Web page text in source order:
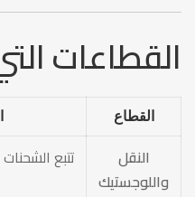
القطاعات
القطاع
النقل
واللوجستيك
تتبع